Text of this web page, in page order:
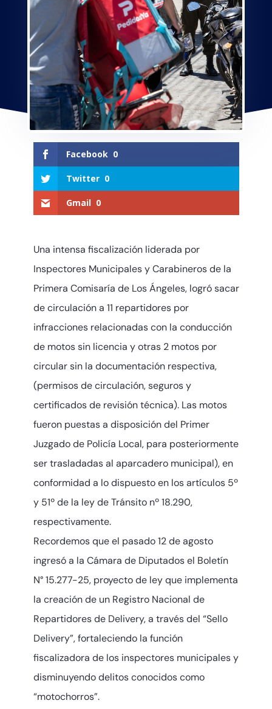
Facebook 0
Twitter 0
Gmail 0
Una intensa fiscalización liderada por
Inspectores Municipales y Carabineros de la
Primera Comisaría de Los Ángeles, logró sacar
de circulación a 11 repartidores por
infracciones relacionadas con la conducción
de motos sin licencia y otras 2 motos por
circular sin la documentación respectiva,
(permisos de circulación, seguros y
certificados de revisión técnica). Las motos
fueron puestas a disposición del Primer
Juzgado de Policía Local, para posteriormente
ser trasladadas al aparcadero municipal), en
conformidad a lo dispuesto en los artículos 5º
y 51º de la ley de Tránsito nº 18.290,
respectivamente.
Recordemos que el pasado 12 de agosto
ingresó a la Cámara de Diputados el Boletín
N° 15.277-25, proyecto de ley que implementa
la creación de un Registro Nacional de
Repartidores de Delivery, a través del “Sello
Delivery”, fortaleciendo la función
fiscalizadora de los inspectores municipales y
disminuyendo delitos conocidos como
“motochorros”.